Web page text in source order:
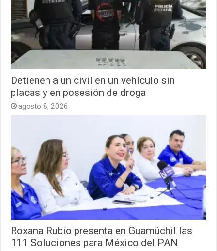
Detienen a un civil en un vehículo sin
placas y en posesión de droga
agosto 8, 2026
Roxana Rubio presenta en Guamúchil las
111 Soluciones para México del PAN